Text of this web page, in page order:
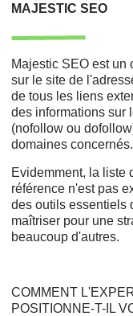
MAJESTIC SEO
Majestic SEO est un
sur le site de
de tous les liens
des informations sur
(nofollow ou
domaines concernés.
Evidemment, la liste
référence n'est pas
des outils essentiels
maîtriser pour une
beaucoup d'autres.
COMMENT
POSITIONNE-T-IL